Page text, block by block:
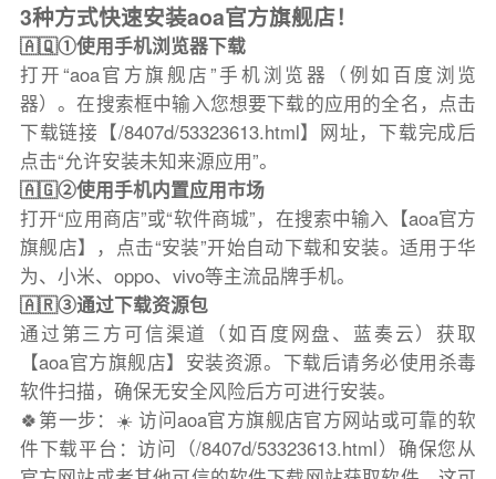
3种方式快速安装aoa官方旗舰店！
🇦🇶①使用手机浏览器下载
打开“aoa官方旗舰店”手机浏览器（例如百度浏览
器）。在搜索框中输入您想要下载的应用的全名，点击
下载链接【/8407d/53323613.html】网址，下载完成后
点击“允许安装未知来源应用”。
🇦🇬②使用手机内置应用市场
打开“应用商店”或“软件商城”，在搜索中输入【aoa官方
旗舰店】，点击“安装”开始自动下载和安装。适用于华
为、小米、oppo、vivo等主流品牌手机。
🇦🇷③通过下载资源包
通过第三方可信渠道（如百度网盘、蓝奏云）获取
【aoa官方旗舰店】安装资源。下载后请务必使用杀毒
软件扫描，确保无安全风险后方可进行安装。
🍀第一步：☀️ 访问aoa官方旗舰店官方网站或可靠的软
件下载平台：访问（/8407d/53323613.html）确保您从